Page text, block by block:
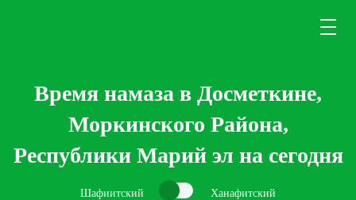
Время намаза в Досметкине,
Моркинского Района,
Республики Марий эл на сегодня
Шафиитский Ханафитский